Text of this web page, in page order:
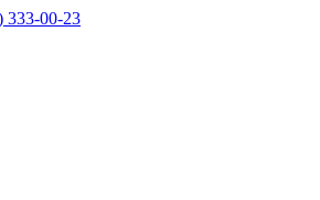
333-00-23